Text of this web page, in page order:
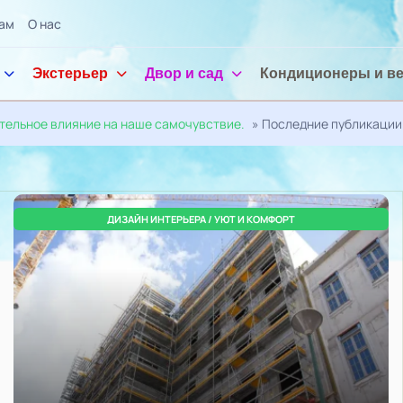
О нас
Экстерьер Двор и сад Кондиционеры и
влияние на наше самочувствие. » Последние
ДИЗАЙН ИНТЕРЬЕРА / УЮТ И КОМФОРТ